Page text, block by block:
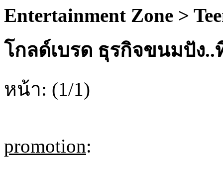
Entertainment Zone >
โกลด์เบรด ธุรกิจขนมปัง
หน้า: (1/1)
promotion: